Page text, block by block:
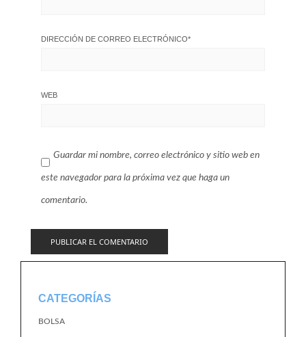
DIRECCIÓN DE CORREO ELECTRÓNICO*
WEB
Guardar mi nombre, correo electrónico y sitio web en
este navegador para la próxima vez que haga un
comentario.
CATEGORÍAS
BOLSA